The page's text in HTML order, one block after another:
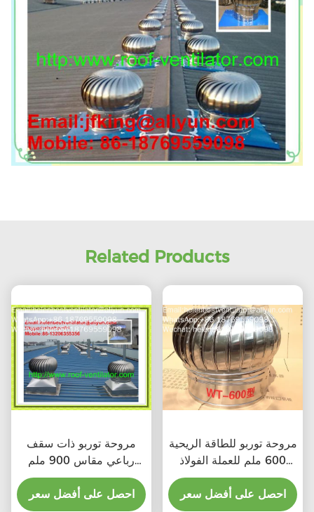
Related Products
مروحة توربو ذات سقف
رباعي مقاس 900 ملم
للصلب المقاوم للصدأ
احصل على أفضل سعر
مروحة توربو للطاقة الريحية
600 ملم للعملة الفولاذ
المقاوم للصدأ
احصل على أفضل سعر